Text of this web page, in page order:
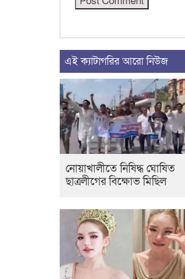
এই ক্যাটাগরির আরো নিউজ
নোয়াখালীতে নিষিদ্ধ ঘোষিত
ছাত্রলীগের বিক্ষোভ মিছিল